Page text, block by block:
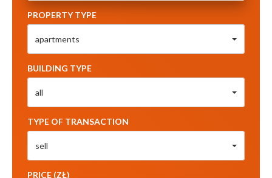
PROPERTY TYPE
apartments
BUILDING TYPE
all
TYPE OF TRANSACTION
sell
PRICE (ZŁ)